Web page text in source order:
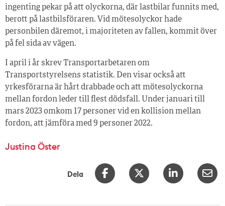
ingenting pekar på att olyckorna, där lastbilar funnits med,
berott på lastbilsföraren. Vid mötesolyckor hade
personbilen däremot, i majoriteten av fallen, kommit över
på fel sida av vägen.
I april i år skrev Transportarbetaren om
Transportstyrelsens statistik. Den visar också att
yrkesförarna är hårt drabbade och att mötesolyckorna
mellan fordon leder till flest dödsfall. Under januari till
mars 2023 omkom 17 personer vid en kollision mellan
fordon, att jämföra med 9 personer 2022.
Justina Öster
Dela